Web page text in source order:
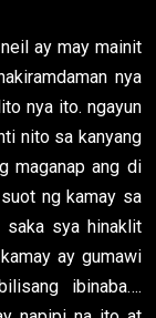
ay may mainit
nya
nya ito. ngayun
nito sa kanyang
maganap ang di
ng kamay sa
sya hinaklit
ay gumawi
ibinaba….